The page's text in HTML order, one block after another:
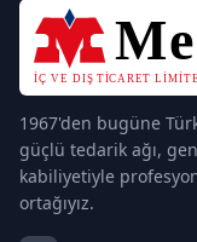
1967'den bugüne
güçlü tedarik ağı,
kabiliyetiyle
ortağıyız.